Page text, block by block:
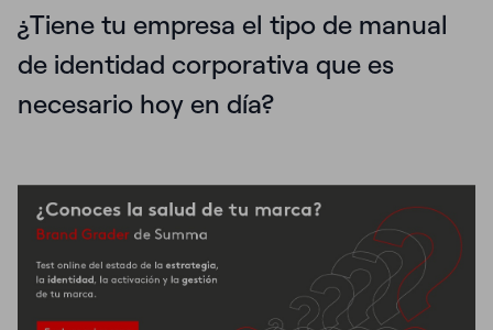
¿Tiene tu empresa el tipo de manual
de identidad corporativa que es
necesario hoy en día?